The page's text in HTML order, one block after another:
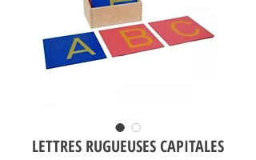
LETTRES RUGUEUSES CAPITALES